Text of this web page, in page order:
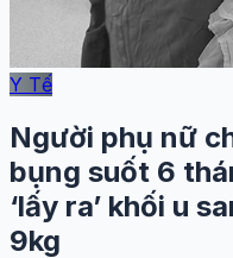
Y Tế
Người phụ nữ
bụng suốt 6
‘lấy ra’ khối u
9kg